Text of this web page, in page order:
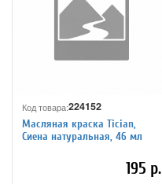
Код товара:224152
Масляная краска Tician,
Сиена натуральная, 46 мл
195 р.